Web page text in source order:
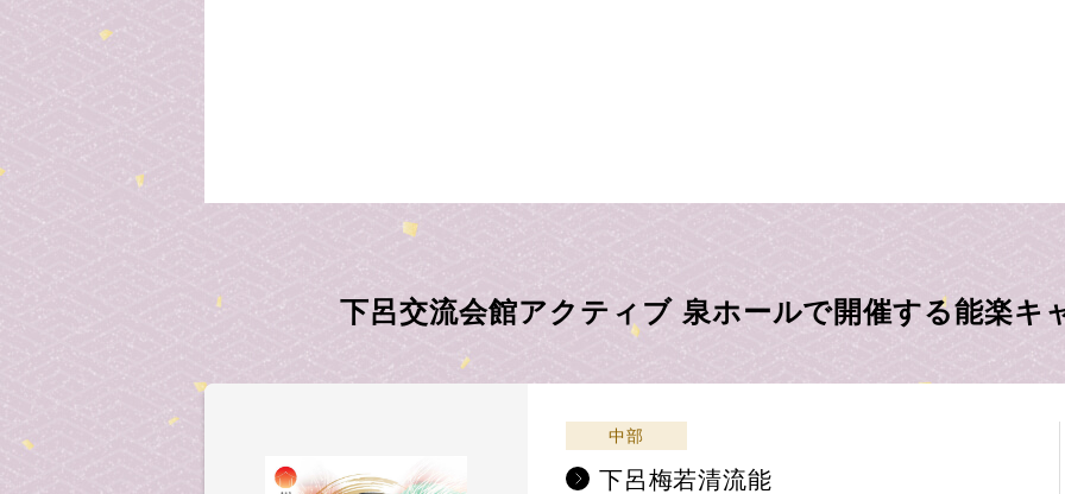
下呂交流会館アクティブ 泉ホールで開催する能楽キ
中部
下呂梅若清流能